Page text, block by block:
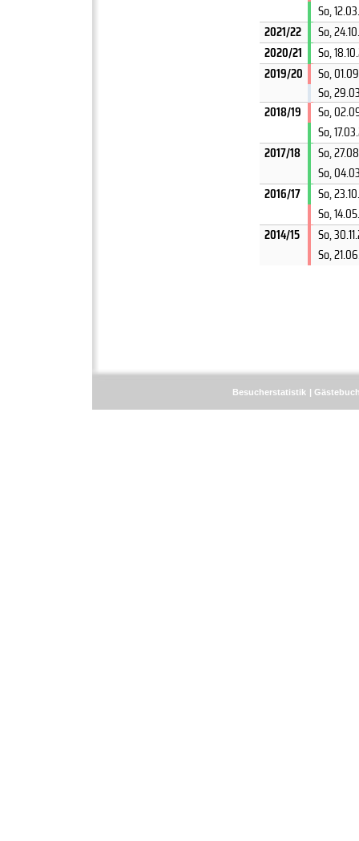
So,
2021/22
So,
2020/21
So,
2019/20
So,
So,
2018/19
So,
So,
2017/18
So,
So,
2016/17
So,
So,
2014/15
So,
So,
Besucherstatistik